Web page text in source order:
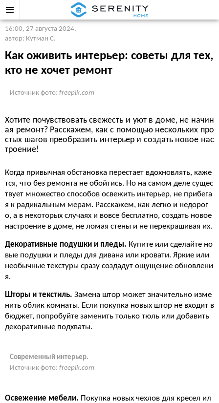
16:00, 27 августа 2024,
автор: Кутман С.
Как оживить интерьер: советы для тех,
кто не хочет ремонт
Источник фото: freepik.com
Хотите почувствовать свежесть и уют в доме, не начин
ая ремонт? Расскажем, как с помощью нескольких про
стых шагов преобразить интерьер и создать новое нас
троение!
Когда привычная обстановка перестает вдохновлять, каже
тся, что без ремонта не обойтись. Но на самом деле сущес
твует множество способов освежить интерьер, не прибега
я к радикальным мерам. Расскажем, как легко и недорог
о, а в некоторых случаях и вовсе бесплатно, создать новое
настроение в доме, не ломая стены и не перекрашивая их.
Декоративные подушки и пледы. Купите или сделайте но
вые подушки и пледы для дивана или кровати. Яркие или
необычные текстуры сразу создадут ощущение обновлени
я.
Шторы и текстиль. Замена штор может значительно изме
нить облик комнаты. Если покупка новых штор не входит в
бюджет, попробуйте заменить только тюль или добавить
декоративные подхваты.
Современный интерьер.
Источник фото: freepik.com
Освежение мебели. Покупка новых чехлов для кресел ил